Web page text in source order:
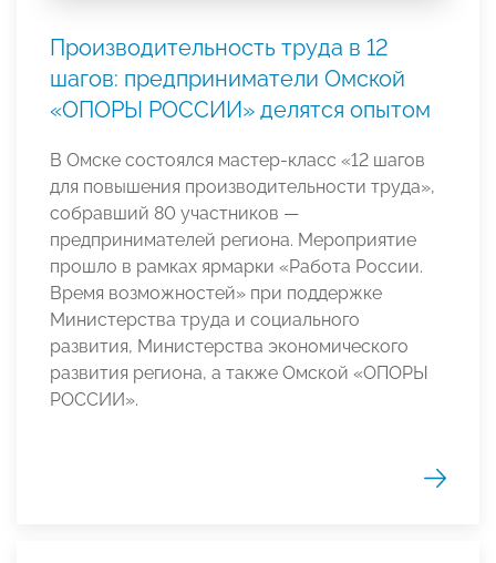
Производительность труда в 12
шагов: предприниматели Омской
«ОПОРЫ РОССИИ» делятся опытом
В Омске состоялся мастер-класс «12 шагов
для повышения производительности труда»,
собравший 80 участников —
предпринимателей региона. Мероприятие
прошло в рамках ярмарки «Работа России.
Время возможностей» при поддержке
Министерства труда и социального
развития, Министерства экономического
развития региона, а также Омской «ОПОРЫ
РОССИИ».